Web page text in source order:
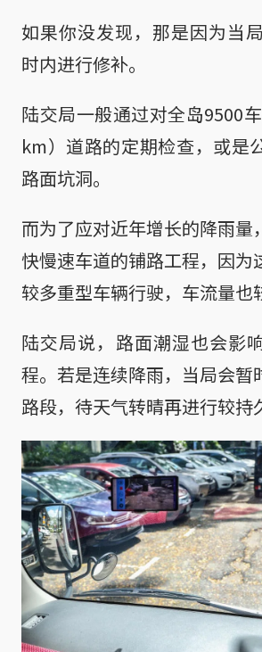
如果你没发现，那是因为当
时内进行修补。
陆交局一般通过对全岛9500
km）道路的定期检查，或是
路面坑洞。
而为了应对近年增长的降雨量
快慢速车道的铺路工程，因为
较多重型车辆行驶，车流量也
陆交局说，路面潮湿也会影
程。若是连续降雨，当局会暂
路段，待天气转晴再进行较持